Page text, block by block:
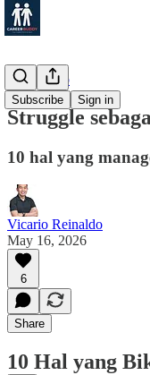
Subscribe Sign in
Leadership
Struggle
10 hal yang
Vicario Reinaldo
May 16, 2026
6
Share
10 Hal yang